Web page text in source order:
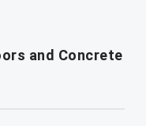
and Concrete